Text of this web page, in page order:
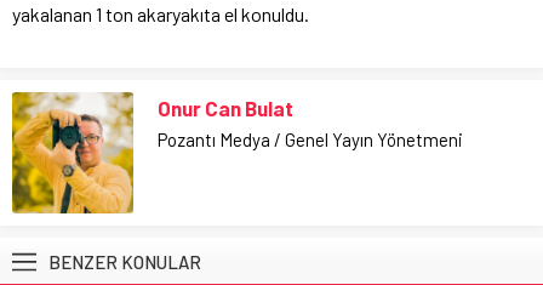
yakalanan 1 ton akaryakıta el konuldu.
Onur Can Bulat
Pozantı Medya / Genel Yayın Yönetmeni
BENZER KONULAR